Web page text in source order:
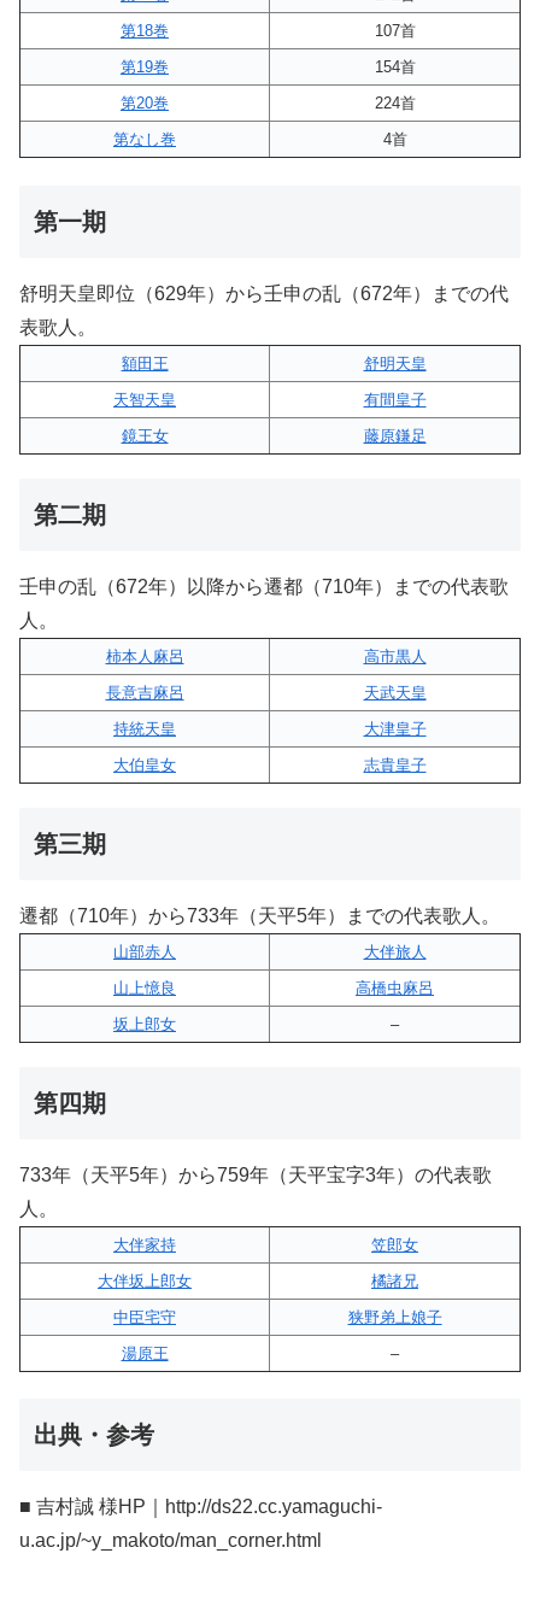
第18巻
107首
第19巻
154首
第20巻
224首
第なし巻
4首
第一期
舒明天皇即位（629年）から壬申の乱（672年）までの代
表歌人。
額田王
舒明天皇
天智天皇
有間皇子
鏡王女
藤原鎌足
第二期
壬申の乱（672年）以降から遷都（710年）までの代表歌
人。
柿本人麻呂
高市黒人
長意吉麻呂
天武天皇
持統天皇
大津皇子
大伯皇女
志貴皇子
第三期
遷都（710年）から733年（天平5年）までの代表歌人。
山部赤人
大伴旅人
山上憶良
高橋虫麻呂
坂上郎女
–
第四期
733年（天平5年）から759年（天平宝字3年）の代表歌
人。
大伴家持
笠郎女
大伴坂上郎女
橘諸兄
中臣宅守
狭野弟上娘子
湯原王
–
出典・参考
■ 吉村誠 様HP｜http://ds22.cc.yamaguchi-
u.ac.jp/~y_makoto/man_corner.html